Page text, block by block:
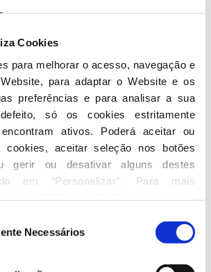
Cookies
para melhorar o acesso, navegação e
para adaptar o Website e os
preferências e para analisar a sua
só os cookies estritamente
ativos. Poderá aceitar ou
cookies, aceitar seleção nos botões
gerir ou desativar alguns destes
em “Personalizar”. Para mais
Necessários
foi Presidente do Eixo Atlântico do
Junta Metropolitana do Porto de
também neste caso e até
que durante mais tempo
a criação da Área
Porto.
se à liderança do Partido Social
suceder aPedro Passos Coelho.